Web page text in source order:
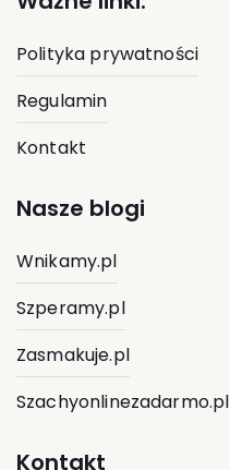
Polityka prywatności
Regulamin
Kontakt
Nasze blogi
Wnikamy.pl
Szperamy.pl
Zasmakuje.pl
Szachyonlinezadarmo.pl
Kontakt